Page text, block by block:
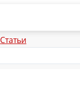
Статьи